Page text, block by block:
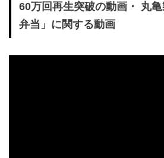
60万回再生突破の動画・ 丸
弁当」に関する動画